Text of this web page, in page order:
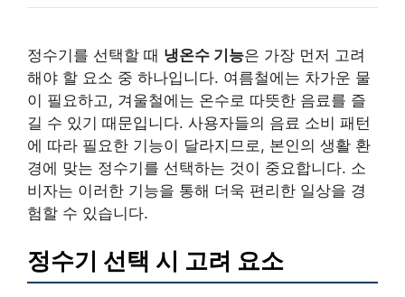
정수기를 선택할 때 냉온수 기능은 가장 먼저 고려
해야 할 요소 중 하나입니다. 여름철에는 차가운 물
이 필요하고, 겨울철에는 온수로 따뜻한 음료를 즐
길 수 있기 때문입니다. 사용자들의 음료 소비 패턴
에 따라 필요한 기능이 달라지므로, 본인의 생활 환
경에 맞는 정수기를 선택하는 것이 중요합니다. 소
비자는 이러한 기능을 통해 더욱 편리한 일상을 경
험할 수 있습니다.
정수기 선택 시 고려 요소